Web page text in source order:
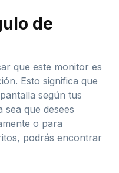
de
que este monitor es
Esto significa que
según tus
sea que desees
o para
podrás encontrar